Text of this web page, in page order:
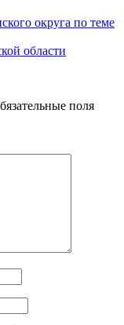
округа по теме
области
поля